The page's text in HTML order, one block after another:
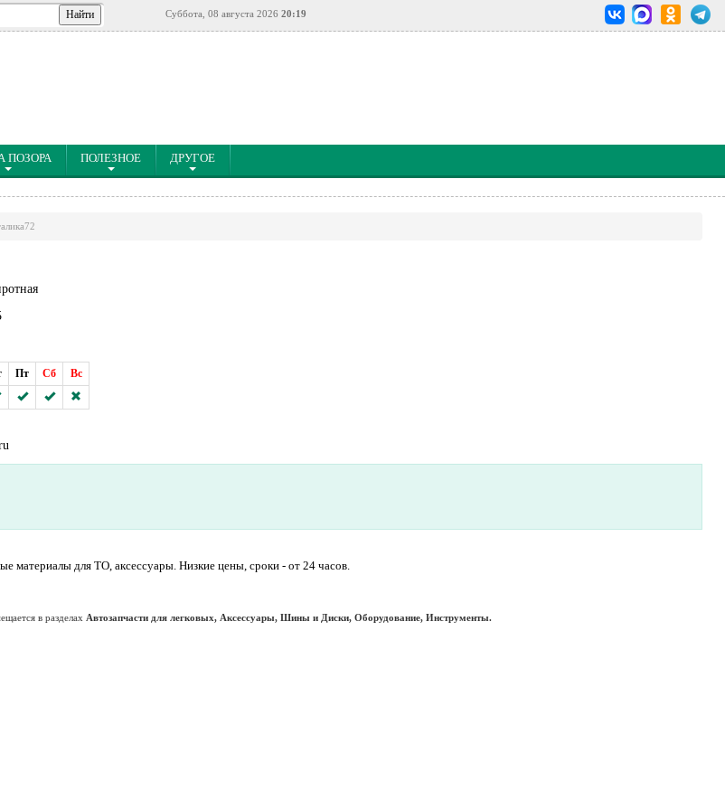
Суббота, 08 августа 2026 20:19
ПОЗОРА ПОЛЕЗНОЕ ДРУГОЕ
Пт Сб Вс
материалы для ТО, аксессуары. Низкие цены, сроки - от 24 часов.
в разделах Автозапчасти для легковых, Аксессуары, Шины и Диски, Оборудование, Инструменты.